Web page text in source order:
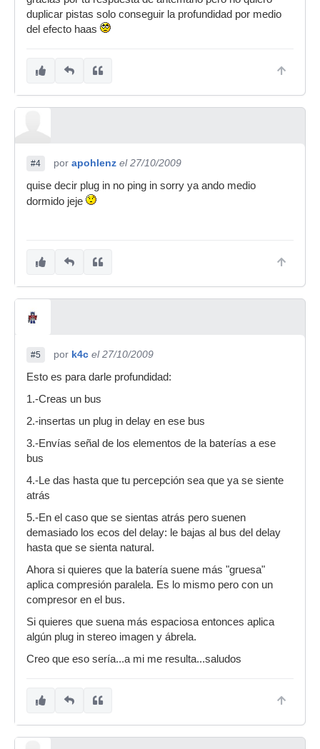
duplicar pistas solo conseguir la profundidad por medio
del efecto haas
#4 por apohlenz el 27/10/2009
quise decir plug in no ping in sorry ya ando medio
dormido jeje
#5 por k4c el 27/10/2009
Esto es para darle profundidad:
1.-Creas un bus
2.-insertas un plug in delay en ese bus
3.-Envías señal de los elementos de la baterías a ese
bus
4.-Le das hasta que tu percepción sea que ya se siente
atrás
5.-En el caso que se sientas atrás pero suenen
demasiado los ecos del delay: le bajas al bus del delay
hasta que se sienta natural.
Ahora si quieres que la batería suene más "gruesa"
aplica compresión paralela. Es lo mismo pero con un
compresor en el bus.
Si quieres que suena más espaciosa entonces aplica
algún plug in stereo imagen y ábrela.
Creo que eso sería...a mi me resulta...saludos